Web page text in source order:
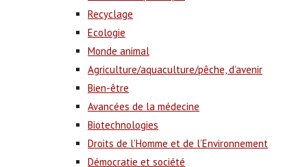
Recyclage
Ecologie
Monde animal
Agriculture/aquaculture/pêche, d’avenir
Bien-être
Avancées de la médecine
Biotechnologies
Droits de l’Homme et de l’Environnement
Démocratie et société